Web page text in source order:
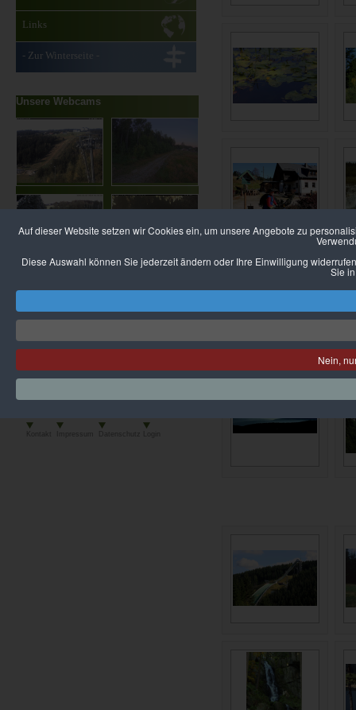
Auf dieser Website setzen wir Cookies ein, um unsere Angebote zu
Diese Auswahl können Sie jederzeit ändern oder Ihre Einwilligung
Sie
Nein,
Links
- Zur Winterseite -
Unsere Webcams
Weitere Kammloipen Cams